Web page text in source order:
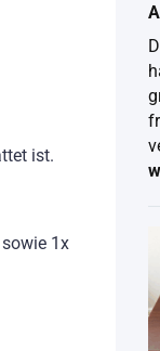
ist.
1x
für